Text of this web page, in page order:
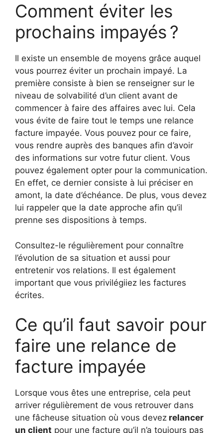
Comment éviter les
prochains impayés ?
Il existe un ensemble de moyens grâce auquel
vous pourrez éviter un prochain impayé. La
première consiste à bien se renseigner sur le
niveau de solvabilité d’un client avant de
commencer à faire des affaires avec lui. Cela
vous évite de faire tout le temps une relance
facture impayée. Vous pouvez pour ce faire,
vous rendre auprès des banques afin d’avoir
des informations sur votre futur client. Vous
pouvez également opter pour la communication.
En effet, ce dernier consiste à lui préciser en
amont, la date d’échéance. De plus, vous devez
lui rappeler que la date approche afin qu’il
prenne ses dispositions à temps.
Consultez-le régulièrement pour connaître
l’évolution de sa situation et aussi pour
entretenir vos relations. Il est également
important que vous privilégiiez les factures
écrites.
Ce qu’il faut savoir pour
faire une relance de
facture impayée
Lorsque vous êtes une entreprise, cela peut
arriver régulièrement de vous retrouver dans
une fâcheuse situation où vous devez relancer
un client pour une facture qu’il n’a toujours pas